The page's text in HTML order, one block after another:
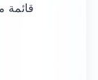
قائمة